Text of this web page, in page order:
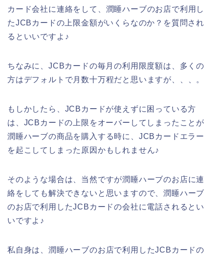
カード会社に連絡をして、潤睡ハーブのお店で利用し
たJCBカードの上限金額がいくらなのか？を質問され
るといいですよ♪
ちなみに、JCBカードの毎月の利用限度額は、多くの
方はデフォルトで月数十万程だと思いますが、、、。
もしかしたら、JCBカードが使えずに困っている方
は、JCBカードの上限をオーバーしてしまったことが
潤睡ハーブの商品を購入する時に、JCBカードエラー
を起こしてしまった原因かもしれません♪
そのような場合は、当然ですが潤睡ハーブのお店に連
絡をしても解決できないと思いますので、潤睡ハーブ
のお店で利用したJCBカードの会社に電話されるとい
いですよ♪
私自身は、潤睡ハーブのお店で利用したJCBカードの